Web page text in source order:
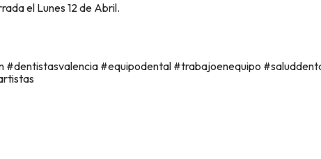
el Lunes 12 de Abril.
#dentistasvalencia #equipodental #trabajoenequipo